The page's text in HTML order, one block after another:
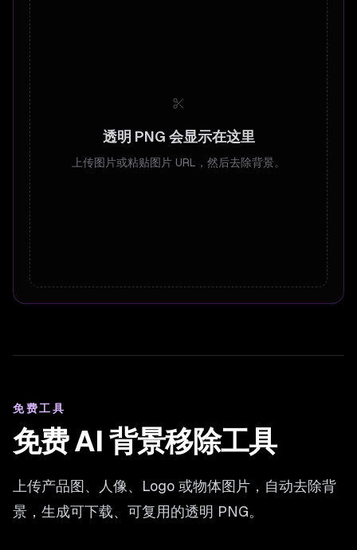
透明 PNG 会显示在这里
上传图片或粘贴图片 URL，然后去除背景。
免费工具
免费 AI 背景移除工具
上传产品图、人像、Logo 或物体图片，自动去除背
景，生成可下载、可复用的透明 PNG。